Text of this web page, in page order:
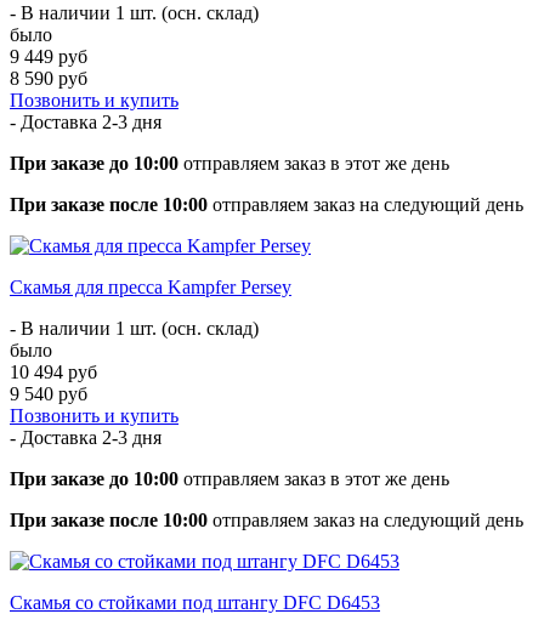
- В наличии 1 шт. (осн. склад)
было
9 449 руб
8 590 руб
Позвонить и купить
- Доставка 2-3 дня
При заказе до 10:00 отправляем заказ в этот же день
При заказе после 10:00 отправляем заказ на следующий день
Скамья для пресса Kampfer Persey
- В наличии 1 шт. (осн. склад)
было
10 494 руб
9 540 руб
Позвонить и купить
- Доставка 2-3 дня
При заказе до 10:00 отправляем заказ в этот же день
При заказе после 10:00 отправляем заказ на следующий день
Скамья со стойками под штангу DFC D6453